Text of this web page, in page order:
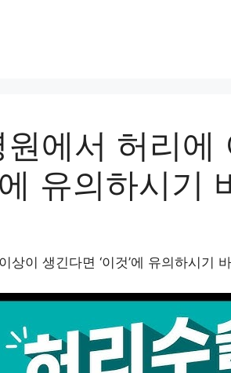
에서 허리에
에 유의하시기
상이 생긴다면 ‘이것’에 유의하시기